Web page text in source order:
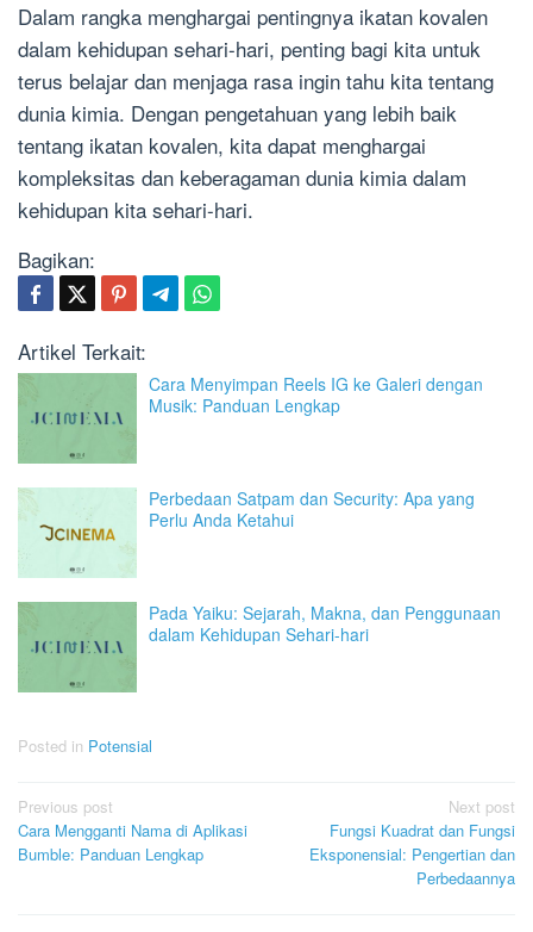
Dalam rangka menghargai pentingnya ikatan kovalen
dalam kehidupan sehari-hari, penting bagi kita untuk
terus belajar dan menjaga rasa ingin tahu kita tentang
dunia kimia. Dengan pengetahuan yang lebih baik
tentang ikatan kovalen, kita dapat menghargai
kompleksitas dan keberagaman dunia kimia dalam
kehidupan kita sehari-hari.
Bagikan:
Artikel Terkait:
Cara Menyimpan Reels IG ke Galeri dengan
Musik: Panduan Lengkap
Perbedaan Satpam dan Security: Apa yang
Perlu Anda Ketahui
Pada Yaiku: Sejarah, Makna, dan Penggunaan
dalam Kehidupan Sehari-hari
Posted in Potensial
Post
navigation
Previous post
Cara Mengganti Nama di Aplikasi
Bumble: Panduan Lengkap
Next post
Fungsi Kuadrat dan Fungsi
Eksponensial: Pengertian dan
Perbedaannya